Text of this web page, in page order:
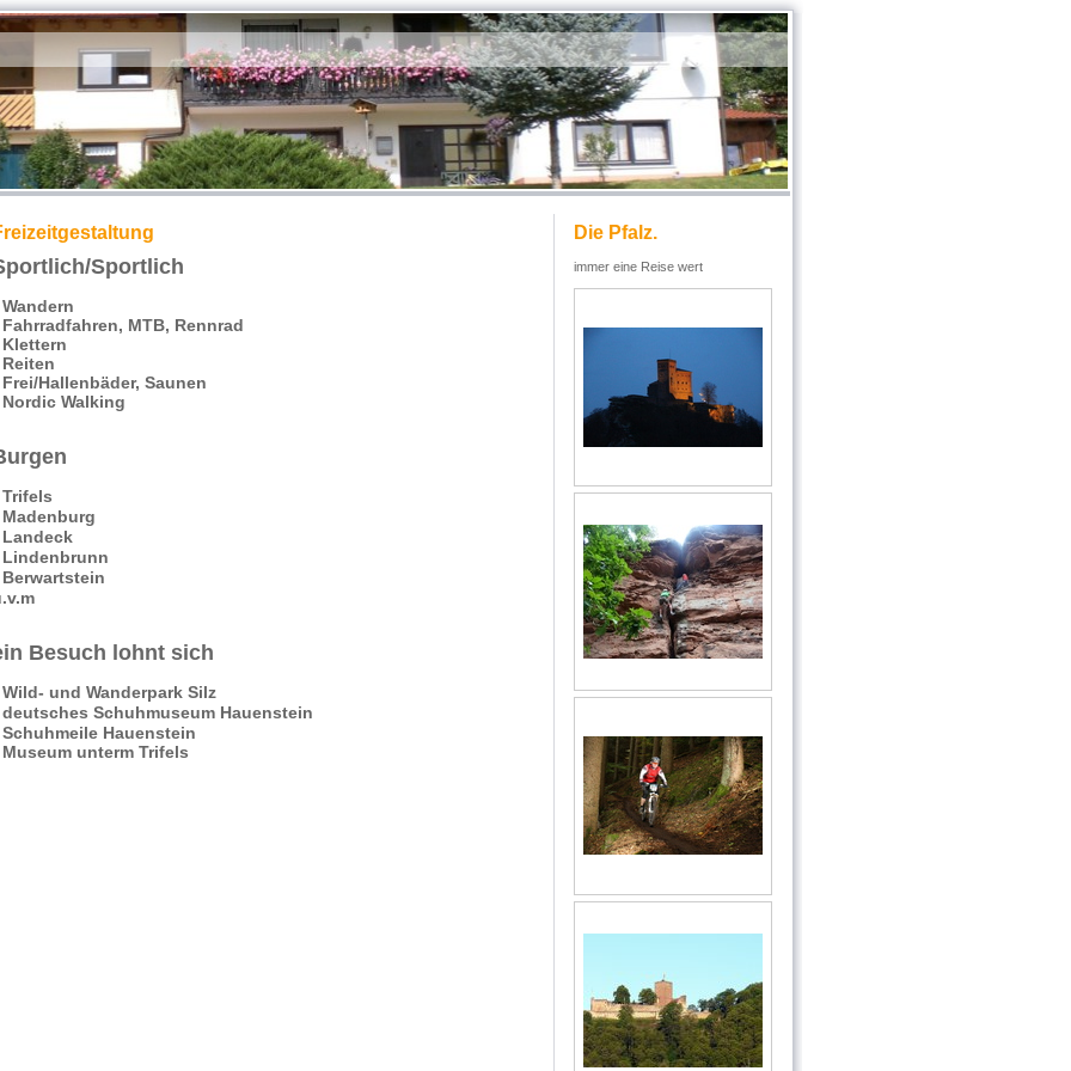
Sportlich
MTB, Rennrad
Hallenbäder, Saunen
Walking
Landeck
Lindenbrunn
Besuch lohnt sich
Wild- und Wanderpark Silz
Schuhmuseum Hauenstein
Hauenstein
unterm Trifels
Die Pfalz.
immer eine Reise wert